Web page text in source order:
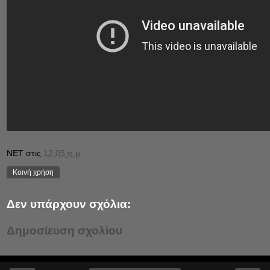
NET στις 12:05 π.μ.
Κοινή χρήση
Δεν υπάρχουν σχόλια:
Δημοσίευση σχολίου